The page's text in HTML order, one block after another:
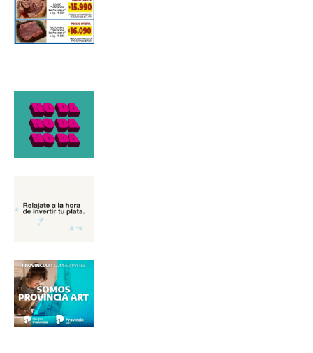
Dirección de correo electrónico
Apellidos
Número de teléfono